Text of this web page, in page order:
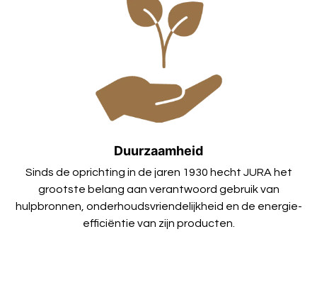
Duurzaamheid
Sinds de oprichting in de jaren 1930 hecht JURA het
grootste belang aan verantwoord gebruik van
hulpbronnen, onderhoudsvriendelijkheid en de energie-
efficiëntie van zijn producten.